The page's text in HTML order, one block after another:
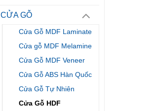
CỬA GỖ
Cửa Gỗ MDF Laminate
Cửa gỗ MDF Melamine
Cửa Gỗ MDF Veneer
Cửa Gỗ ABS Hàn Quốc
Cửa Gỗ Tự Nhiên
Cửa Gỗ HDF